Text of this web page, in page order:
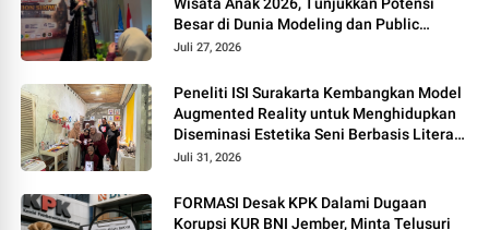
Besar di Dunia Modeling dan Public
Speaking
Juli 27, 2026
Peneliti ISI Surakarta Kembangkan Model
Augmented Reality untuk Menghidupkan
Diseminasi Estetika Seni Berbasis Literasi
Budaya Berkelanjutan
Juli 31, 2026
FORMASI Desak KPK Dalami Dugaan
Korupsi KUR BNI Jember, Minta Telusuri